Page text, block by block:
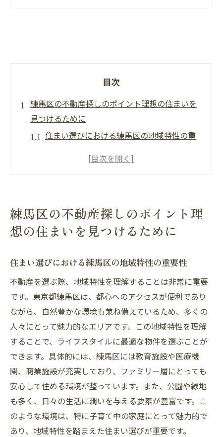
目次
練馬区の不動産探しのポイント理想の住まいを
見つけるために
住まい選びにおける練馬区の地域特性の重
練馬区の不動産市場における最新動向を理
ント
単身者におすすめのエリアと不動産の特徴
不動産購入時の契約と法的手続きの基本
緑豊かでアクセス良好練馬区の不動産市場の魅
力
練馬区の自然環境がもたらす住み心地
東京都心への通勤・通学が便利なエリア
練馬区内で人気の公園とレジャースポット
地域の商業施設とショッピングエリア紹介
練馬区の不動産価値を高める要因
住民が選ぶ練馬区の魅力的なエリアランキ
ング
家族も単身者も安心練馬区の不動産が人気の理
練馬区の不動産探しのポイント理
想の住まいを見つけるために
住まい選びにおける練馬区の地域特性の重要性
不動産を選ぶ際、地域特性を理解することは非常に重要
です。東京都練馬区は、都心へのアクセスが便利であり
ながら、自然豊かな環境も兼ね備えているため、多くの
人々にとって魅力的なエリアです。この地域特性を理解
することで、ライフスタイルに最適な物件を選ぶことが
できます。具体的には、練馬区には教育施設や医療機
関、商業施設が充実しており、ファミリー層にとっても
安心して住める環境が整っています。また、公園や緑地
も多く、日々の生活に潤いを与える要素が豊富です。こ
のような環境は、特に子育て中の家庭にとって魅力的で
あり、地域特性を踏まえた住まい選びが重要です。